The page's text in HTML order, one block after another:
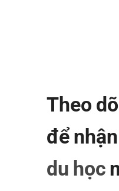
Theo
để
du học